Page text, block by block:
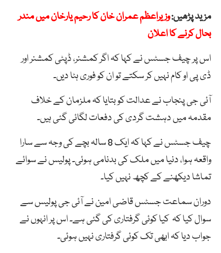
مزید پڑھیں:وزیراعظم عمران خان کا رحیم یارخان میں مندر
بحال کرنے کا اعلان
اس پر چیف جسٹس نے کہا کہ اگر کمشنر، ڈپٹی کمشنر اور
ڈی پی او کام نہیں کر سکتے تو ان کو فوری ہٹا دیں۔
آئی جی پنجاب نے عدالت کو بتایا کہ ملزمان کے خلاف
مقدمہ میں دہشت گردی کی دفعات لگائی گئی ہیں۔
چیف جسٹس نے کہا کہ ایک 8 سالہ بچے کی وجہ سے سارا
واقعہ ہوا، دنیا میں ملک کی بدنامی ہوئی۔ پولیس نے سوائے
تماشا دیکھنے کے کچھ نہیں کیا۔
دوران سماعت جسٹس قاضی امین نے آئی جی پولیس سے
سوال کیا کہ کیا کوئی گرفتاری کی گئی ہےـ اس پر انہوں نے
جواب دیا کہ ابھی تک کوئی گرفتاری نہیں ہوئی۔